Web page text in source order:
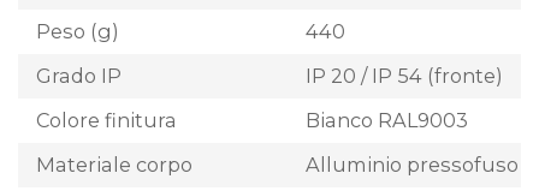
Peso (g)
440
Grado IP
IP 20 / IP 54 (fronte)
Colore finitura
Bianco RAL9003
Materiale corpo
Alluminio pressofuso